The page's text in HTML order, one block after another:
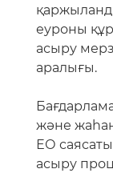
еуроны
асыру
аралығы.
және
ЕО
асыру